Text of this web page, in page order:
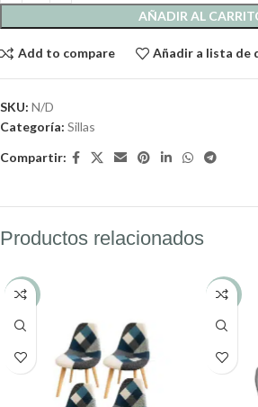
AÑADIR AL
Add to compare Añadir a lista de
SKU: N/D
Categoría: Sillas
Compartir:
Productos relacionados
-9% -33%